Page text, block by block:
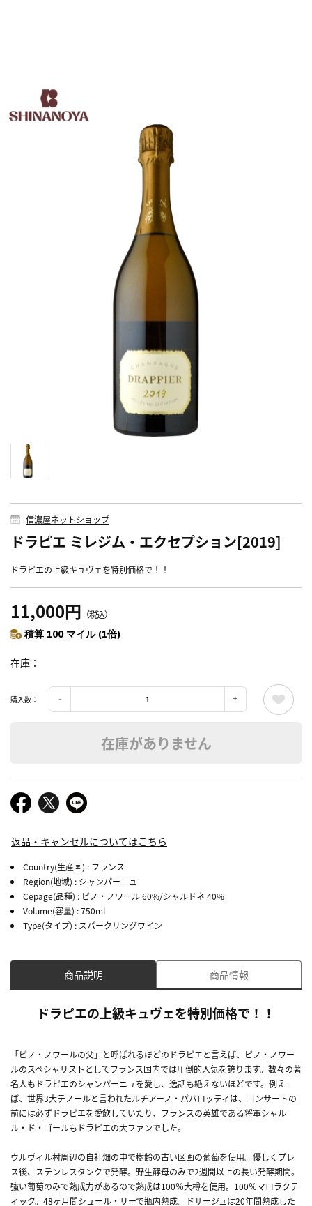
信濃屋ネットショップ
ドラピエ ミレジム・エクセプション[2019]
ドラピエの上級キュヴェを特別価格で！！
11,000円 （税込）
積算 100 マイル (1倍)
在庫
購入数：
在庫がありません
返品・キャンセルについてはこちら
Country(生産国) : フランス
Region(地域) : シャンパーニュ
Cepage(品種) : ピノ・ノワール 60%/シャルドネ 40%
Volume(容量) : 750ml
Type(タイプ) : スパークリングワイン
商品説明 商品情報
ドラピエの上級キュヴェを特別価格で！！
「ピノ・ノワールの父」と呼ばれるほどのドラピエと言えば、ピノ・ノワー
ルのスペシャリストとしてフランス国内では圧倒的人気を誇ります。数々の著
名人もドラピエのシャンパーニュを愛し、逸話も絶えないほどです。例え
ば、世界3大テノールと言われたルチアーノ・パバロッティは、コンサートの
前には必ずドラピエを愛飲していたり、フランスの英雄である将軍シャル
ル・ド・ゴールもドラピエの大ファンでした。
ウルヴィル村周辺の自社畑の中で樹齢の古い区画の葡萄を使用。優しくプレ
ス後、ステンレスタンクで発酵。野生酵母のみで2週間以上の長い発酵期間。
強い葡萄のみで熟成力があるので熟成は100％大樽を使用。100％マロラクテ
ィック。48ヶ月間シュール・リーで瓶内熟成。ドサージュは20年間熟成した